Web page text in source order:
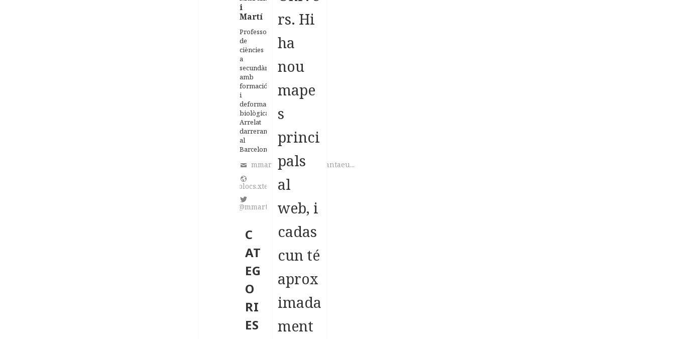
i
Martí
Professor
de
ciències
a
secundària
amb
formació
i
deformació
biològica.
Arrelat
darrerament
al
Barcelonès
mmartinez@institutsantaeu...
blocs.xtec.cat/homeostasi/
@mmart746
C
AT
EG
O
RI
ES
rs. Hi
ha
nou
mape
s
princi
pals
al
web, i
cadas
cun té
aprox
imada
ment